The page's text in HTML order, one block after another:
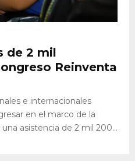
de 2 mil
Reinventa
e internacionales
en el marco de la
asistencia de 2 mil 200...